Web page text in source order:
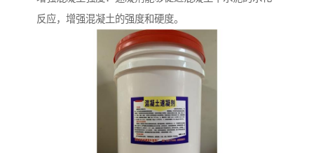
反应，增强混凝土的强度和硬度。